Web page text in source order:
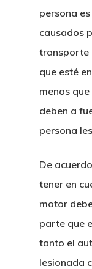
persona
causados
transporte
que esté
menos
deben a
persona
De
tener en
motor
parte que
tanto el
lesionada